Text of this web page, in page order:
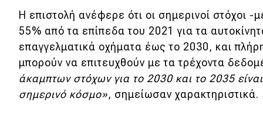
Νέα
Παρουσιάσεις
DRIVE Away
Η επιστολή ανέφερε ότι οι σημερινοί στόχοι
55% από τα επίπεδα του 2021 για τα
επαγγελματικά οχήματα έως το 2030, και
μπορούν να επιτευχθούν με τα τρέχοντα
άκαμπτων στόχων για το 2030 και το 2035
σημερινό κόσμο», σημείωσαν χαρακτηριστικά.